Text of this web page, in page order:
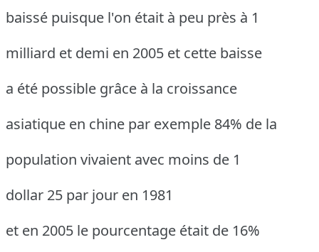
baissé puisque l'on était à peu près à 1
milliard et demi en 2005 et cette baisse
a été possible grâce à la croissance
asiatique en chine par exemple 84% de la
population vivaient avec moins de 1
dollar 25 par jour en 1981
et en 2005 le pourcentage était de 16%